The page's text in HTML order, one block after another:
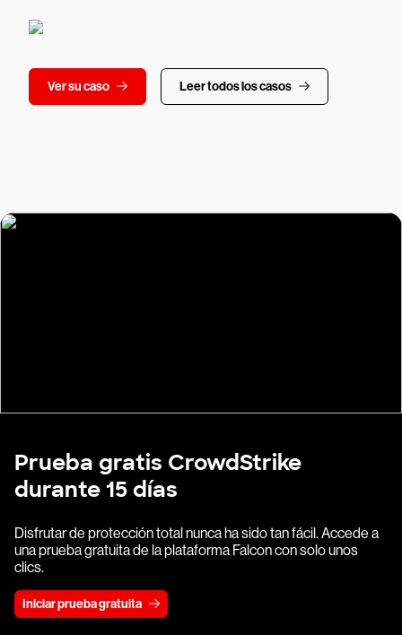
Ver su caso Leer todos los casos
Prueba gratis CrowdStrike
durante 15 días
Disfrutar de protección total nunca ha sido tan fácil. Accede a
una prueba gratuita de la plataforma Falcon con solo unos
clics.
Iniciar prueba gratuita